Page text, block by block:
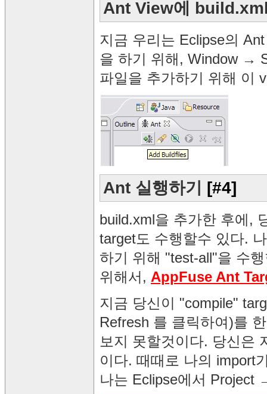
Ant View에
지금 우리는 Eclipse의
을 하기 위해, Window →
파일을 추가하기 위해 이
Ant 실행하기 [#4]
build.xml을 추가한 후에,
target도 수행할수 있다.
하기 위해 "test-all"을 수
위해서, AppFuse Ant
지금 당신이 "compile"
Refresh 를 클릭하여)를
보지 못할것이다. 당신은
이다. 때때로 나의 import
나는 Eclipse에서 Project